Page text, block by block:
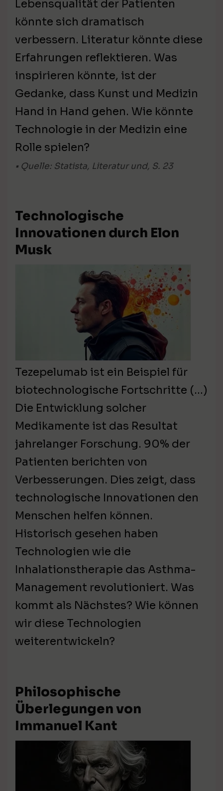
Lebensqualität der Patienten
könnte sich dramatisch
verbessern. Literatur könnte diese
Erfahrungen reflektieren. Was
inspirieren könnte, ist der
Gedanke, dass Kunst und Medizin
Hand in Hand gehen. Wie könnte
Technologie in der Medizin eine
Rolle spielen?
• Quelle: Statista, Literatur und, S. 23
Technologische
Innovationen durch Elon
Musk
Tezepelumab ist ein Beispiel für
biotechnologische Fortschritte (…)
Die Entwicklung solcher
Medikamente ist das Resultat
jahrelanger Forschung. 90% der
Patienten berichten von
Verbesserungen. Dies zeigt, dass
technologische Innovationen den
Menschen helfen können.
Historisch gesehen haben
Technologien wie die
Inhalationstherapie das Asthma-
Management revolutioniert. Was
kommt als Nächstes? Wie können
wir diese Technologien
weiterentwickeln?
Philosophische
Überlegungen von
Immanuel Kant